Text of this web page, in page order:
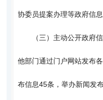
协委员提案办理等政府信息
（三）主动公开政府信
他部门通过门户网站发布
布信息45条，举办新闻发